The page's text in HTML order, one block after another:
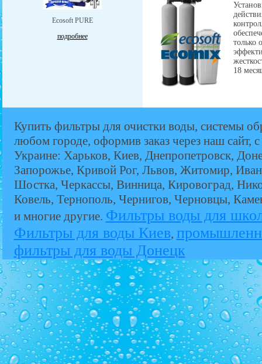
Ecosoft PURE
подробнее
только
18
Купить фильтры для очистки воды, системы
любом городе, оформив заказ через наш сайт,
Украине: Харьков, Киев, Днепропетровск,
Запорожье, Кривой Рог, Львов, Житомир,
Шостка, Черкассы, Винница, Кировоград,
Ковель, Тернополь, Чернигов, Черновцы,
и многие другие. Фильтры воды для
Фильтры для воды Киев,
фильтры для воды Донецк